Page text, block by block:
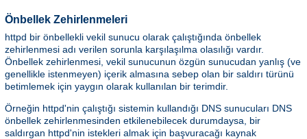
Önbellek Zehirlenmeleri
httpd bir önbellekli vekil sunucu olarak çalıştığında önbellek
zehirlenmesi adı verilen sorunla karşılaşılma olasılığı vardır.
Önbellek zehirlenmesi, vekil sunucunun özgün sunucudan yanlış (ve
genellikle istenmeyen) içerik almasına sebep olan bir saldırı türünü
betimlemek için yaygın olarak kullanılan bir terimdir.
Örneğin httpd'nin çalıştığı sistemin kullandığı DNS sunucuları DNS
önbellek zehirlenmesinden etkilenebilecek durumdaysa, bir
saldırgan httpd'nin istekleri almak için başvuracağı kaynak